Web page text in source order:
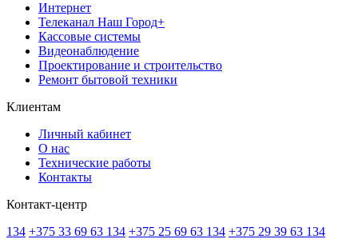
Интернет
Телеканал Наш Город+
Кассовые системы
Видеонаблюдение
Проектирование и строительство
Ремонт бытовой техники
Клиентам
Личный кабинет
О нас
Технические работы
Контакты
Контакт-центр
134 +375 33 69 63 134 +375 25 69 63 134 +375 29 39 63 134